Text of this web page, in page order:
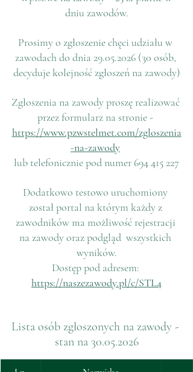
dniu zawodów.
Prosimy o zgłoszenie chęci udziału w
zawodach do dnia 29.05.2026 (30 osób,
decyduje kolejność zgłoszeń na zawody)
Zgłoszenia na zawody proszę realizować
przez formularz na stronie -
https://www.pzwstelmet.com/zgloszenia
-na-zawody
lub telefonicznie pod numer 694 415 227
Dodatkowo testowo uruchomiony
został portal na którym każdy z
zawodników ma możliwość rejestracji
na zawody oraz podgląd  wszystkich
wyników.
Dostęp pod adresem:
https://naszezawody.pl/c/STL4
Lista osób zgłoszonych na zawody -
stan na 30.05.2026